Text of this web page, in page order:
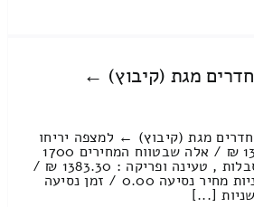
העברת דירות 2 חדרים מגת (קיבוץ) ←
מחיר הובלה דירה 2 חדרים מגת (קיבוץ) ← למצפה יריחו
מחיר מחירון: 1383.30 ₪ / אלה שבטווח המחירים 1700
– 1300 ₪ עבודות סבלות , טעינה ופריקה : 1383.30 ₪ /
זמן : 55 דקות 55 שניות מחיר נסיעה 0.00 / זמן נסיעה